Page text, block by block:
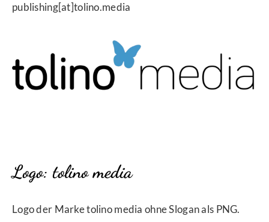
publishing[at]tolino.media
Logo: tolino media
Logo der Marke tolino media ohne Slogan als PNG.